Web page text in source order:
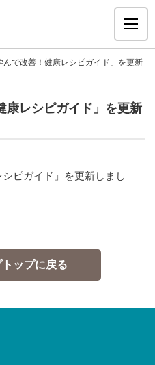
んで改善！健康レシピガイド」を更新
康レシピガイド」を更新
シピガイド」を更新しまし
ップに戻る